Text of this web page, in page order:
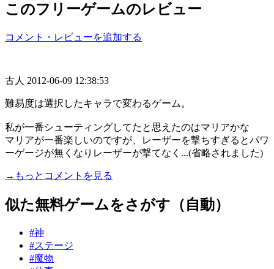
このフリーゲームのレビュー
コメント・レビューを追加する
古人 2012-06-09 12:38:53
難易度は選択したキャラで変わるゲーム。
私が一番シューティングしてたと思えたのはマリアかな
マリアが一番楽しいのですが、レーザーを撃ちすぎるとパワ
ーゲージが無くなりレーザーが撃てなく...(省略されました)
→もっとコメントを見る
似た無料ゲームをさがす（自動）
#神
#ステージ
#魔物